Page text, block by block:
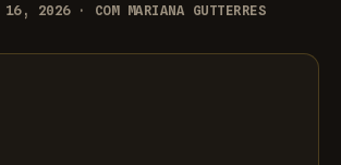
2026 · COM MARIANA GUTTERRES